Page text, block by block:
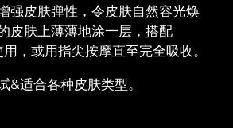
强皮肤弹性，令皮肤自然容光焕
皮肤上薄薄地涂一层，搭配
，或用指尖按摩直至完全吸收。
&适合各种皮肤类型。